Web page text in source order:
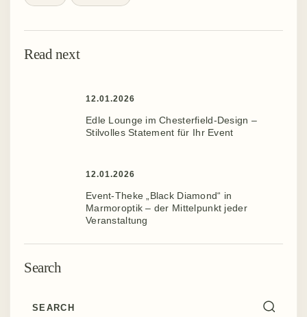
Read next
12.01.2026
Edle Lounge im Chesterfield-Design –
Stilvolles Statement für Ihr Event ️
12.01.2026
Event-Theke „Black Diamond“ in
Marmoroptik – der Mittelpunkt jeder
Veranstaltung
Search